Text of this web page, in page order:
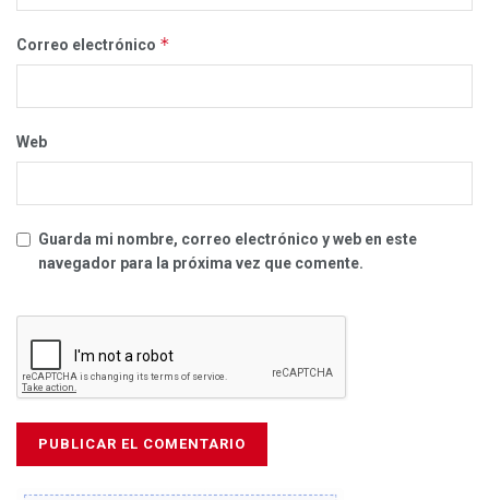
Correo electrónico *
Web
Guarda mi nombre, correo electrónico y web en este
navegador para la próxima vez que comente.